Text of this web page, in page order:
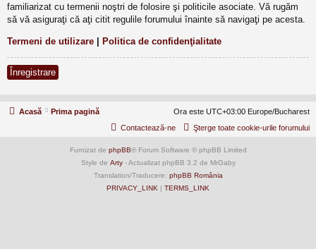
familiarizat cu termenii noştri de folosire şi politicile asociate. Vă rugăm
să vă asiguraţi că aţi citit regulile forumului înainte să navigaţi pe acesta.
Termeni de utilizare | Politica de confidenţialitate
Înregistrare
Acasă Prima pagină
Ora este UTC+03:00 Europe/Bucharest
Şterge toate cookie-urile forumului
Contactează-ne
Furnizat de phpBB® Forum Software © phpBB Limited
Style de Arty- Actualizat phpBB 3.2 de MrGaby
Translation/Traducere: phpBB România
PRIVACY_LINK | TERMS_LINK